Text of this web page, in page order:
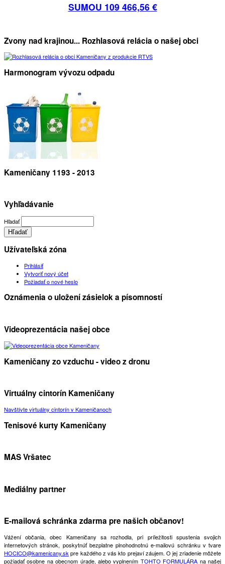
SUMOU 109 466,56 €
Zvony nad krajinou... Rozhlasová relácia o našej obci
Harmonogram vývozu odpadu
Kameničany 1193 - 2013
Vyhľadávanie
Hľadať
Užívateľská zóna
Prihlásiť
Vytvoriť nový účet
Požiadať o nové heslo
Oznámenia o uložení zásielok a písomností
Videoprezentácia našej obce
Kameničany zo vzduchu - video z dronu
Virtuálny cintorín Kameničany
Navštívte virtuálny cintorín v Kameničanoch
Tenisové kurty Kameničany
MAS Vršatec
Mediálny partner
E-mailová schránka zdarma pre našich občanov!
Vážení občania, obec Kameničany sa rozhodla, pri príležitosti spustenia svojich
internetových stránok, poskytnúť bezplatne plnohodnotnú e-mailovú schránku v tvare
HOCICO@kamenicany.sk pre každého z vás kto prejaví záujem. O jej zriadenie môžete
požiadať osobne na obecnom úrade, alebo vyplnením TOHTO FORMULÁRA na našej